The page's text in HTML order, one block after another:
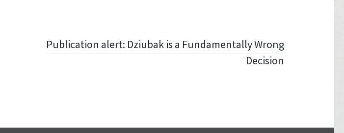
Publication alert: Dziubak is a Fundamentally Wrong
Decision